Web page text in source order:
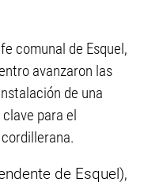
comunal de Esquel,
avanzaron las
de una
para el